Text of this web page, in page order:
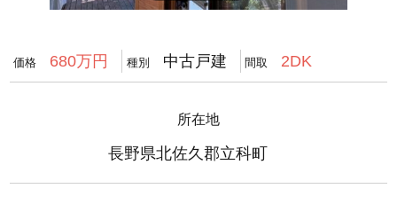
価格 680万円 種別 中古戸建 間取 2DK
所在地
長野県北佐久郡立科町